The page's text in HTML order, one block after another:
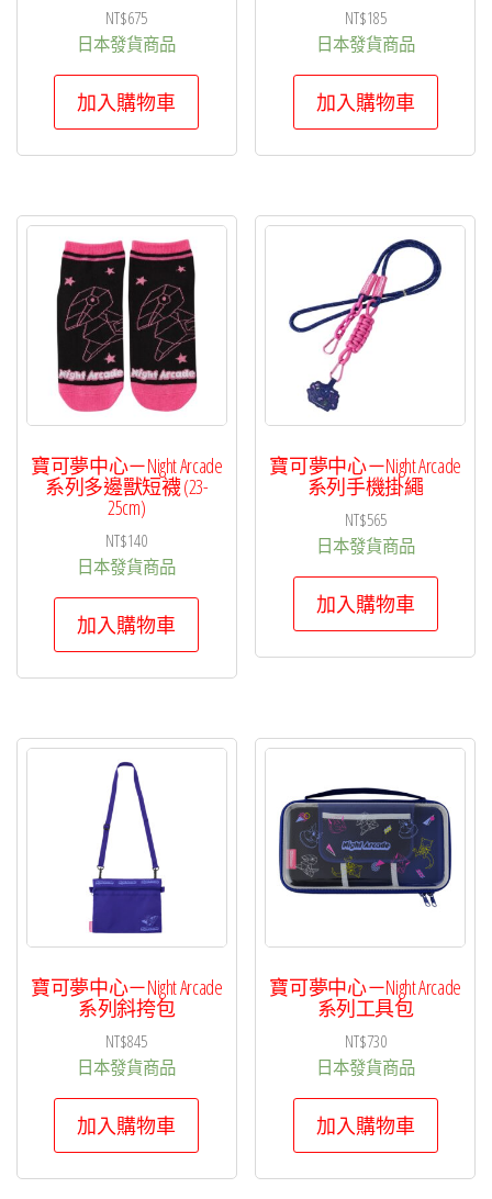
NT$675
日本發貨商品
加入購物車
NT$185
日本發貨商品
加入購物車
寶可夢中心－Night Arcade
系列多邊獸短襪 (23-
25cm)
NT$140
日本發貨商品
加入購物車
寶可夢中心－Night Arcade
系列手機掛繩
NT$565
日本發貨商品
加入購物車
寶可夢中心－Night Arcade
系列斜挎包
NT$845
日本發貨商品
加入購物車
寶可夢中心－Night Arcade
系列工具包
NT$730
日本發貨商品
加入購物車